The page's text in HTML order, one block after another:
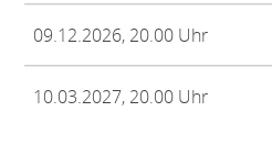
09.12.2026, 20.00 Uhr
10.03.2027, 20.00 Uhr